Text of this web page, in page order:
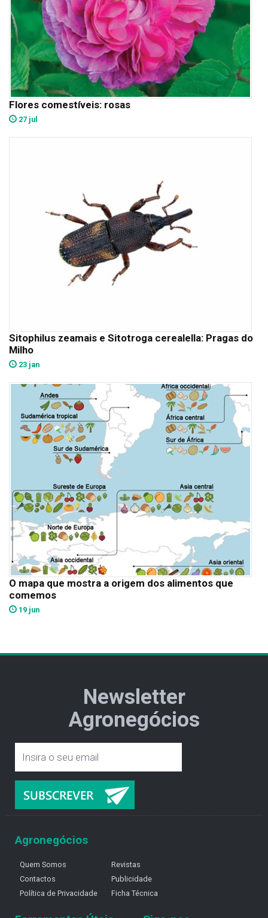
Flores comestíveis: rosas
27 jul
Sitophilus zeamais e Sitotroga cerealella: Pragas do
Milho
23 jan
O mapa que mostra a origem dos alimentos que
comemos
19 jun
Newsletter
Agronegócios
Agronegócios
Quem Somos
Contactos
Política de Privacidade
Revistas
Publicidade
Ficha Técnica